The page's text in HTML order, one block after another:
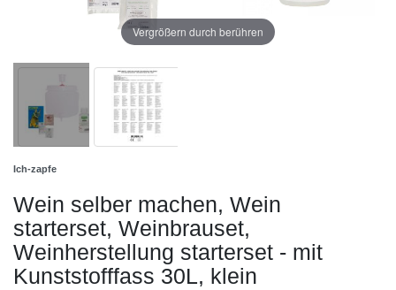
Vergrößern durch berühren
Ich-zapfe
Wein selber machen, Wein
starterset, Weinbrauset,
Weinherstellung starterset - mit
Kunststofffass 30L, klein